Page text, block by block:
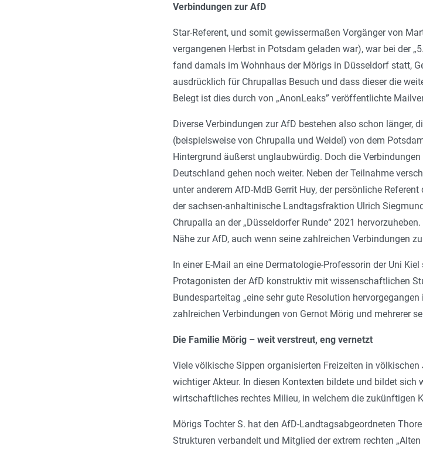
Verbindungen zur AfD
Star-Referent, und somit gewissermaßen Vorgänger von
vergangenen Herbst in Potsdam geladen war), war bei der
fand damals im Wohnhaus der Mörigs in Düsseldorf statt,
ausdrücklich für Chrupallas Besuch und dass dieser die
Belegt ist dies durch von „AnonLeaks” veröffentlichte
Diverse Verbindungen zur AfD bestehen also schon länger,
(beispielsweise von Chrupalla und Weidel) von dem
Hintergrund äußerst unglaubwürdig. Doch die
Deutschland gehen noch weiter. Neben der Teilnahme
unter anderem AfD-MdB Gerrit Huy, der persönliche
der sachsen-anhaltinische Landtagsfraktion Ulrich
Chrupalla an der „Düsseldorfer Runde“ 2021
Nähe zur AfD, auch wenn seine zahlreichen Verbindungen
In einer E-Mail an eine Dermatologie-Professorin der Uni
Protagonisten der AfD konstruktiv mit wissenschaftlichen
Bundesparteitag „eine sehr gute Resolution
zahlreichen Verbindungen von Gernot Mörig und mehrerer
Die Familie Mörig – weit verstreut, eng vernetzt
Viele völkische Sippen organisierten Freizeiten in
wichtiger Akteur. In diesen Kontexten bildete und bildet
wirtschaftliches rechtes Milieu, in welchem die zukünftigen
Mörigs Tochter S. hat den AfD-Landtagsabgeordneten
Strukturen verbandelt und Mitglied der extrem rechten